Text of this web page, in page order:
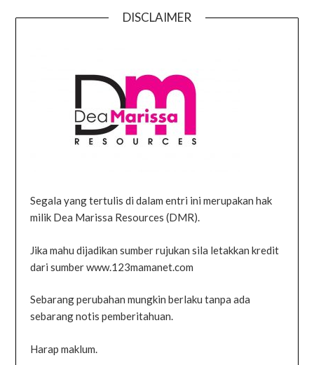
DISCLAIMER
Segala yang tertulis di dalam entri ini merupakan hak
milik Dea Marissa Resources (DMR).
Jika mahu dijadikan sumber rujukan sila letakkan kredit
dari sumber www.123mamanet.com
Sebarang perubahan mungkin berlaku tanpa ada
sebarang notis pemberitahuan.
Harap maklum.